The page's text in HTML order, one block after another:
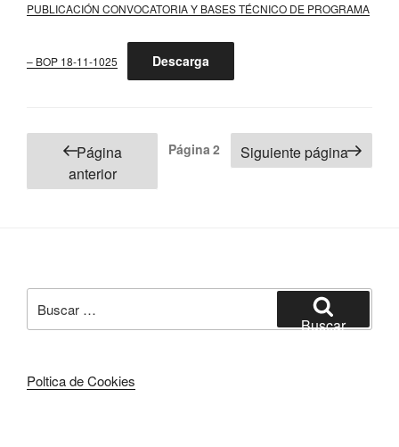
PUBLICACIÓN CONVOCATORIA Y BASES TÉCNICO DE PROGRAMA
– BOP 18-11-1025 Descarga
Paginación
entradas
Página
anterior
Página2 Siguiente página
por:
Buscar
Poltica de Cookies